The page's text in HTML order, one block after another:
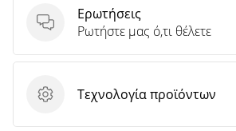
Ερωτήσεις
Ερωτήσεις
Ρωτήστε μας ό,τι θέλετε
Τεχνολογία προϊόντων
Τεχνολογία προϊόντων